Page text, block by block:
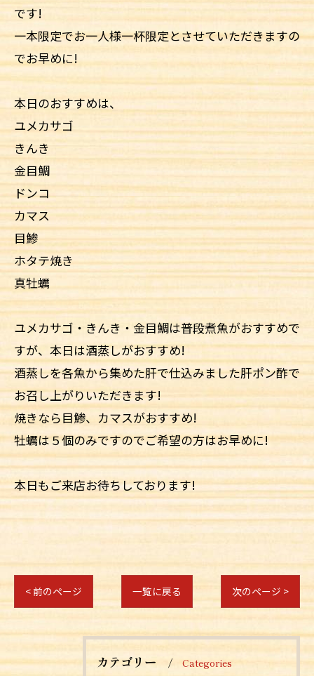
です!
一本限定でお一人様一杯限定とさせていただきますの
でお早めに!
本日のおすすめは、
ユメカサゴ
きんき
金目鯛
ドンコ
カマス
目鯵
ホタテ焼き
真牡蠣
ユメカサゴ・きんき・金目鯛は普段煮魚がおすすめで
すが、本日は酒蒸しがおすすめ!
酒蒸しを各魚から集めた肝で仕込みました肝ポン酢で
お召し上がりいただきます!
焼きなら目鯵、カマスがおすすめ!
牡蠣は５個のみですのでご希望の方はお早めに!
本日もご来店お待ちしております!
< 前のページ 一覧に戻る 次のページ >
カテゴリー Categories